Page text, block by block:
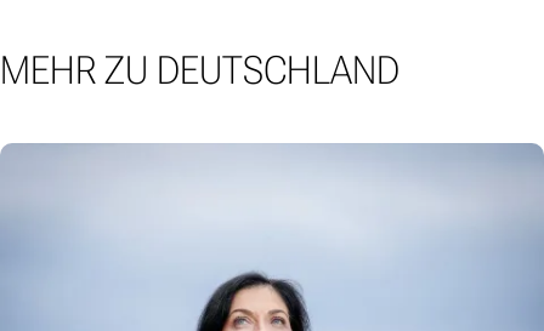
MEHR ZU DEUTSCHLAND